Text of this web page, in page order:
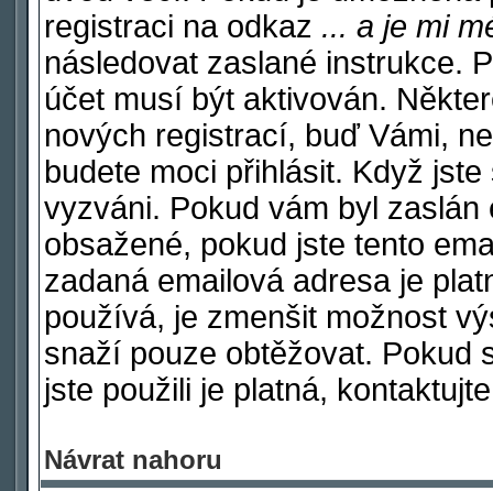
registraci na odkaz ... a je mi
následovat zaslané instrukce.
účet musí být aktivován.
nových registrací, buď Vámi,
budete moci přihlásit. Když
vyzváni. Pokud vám byl
obsažené, pokud jste tento
zadaná emailová adresa je
používá, je zmenšit možnost
snaží pouze obtěžovat. Pokud
jste použili je platná,
Návrat nahoru